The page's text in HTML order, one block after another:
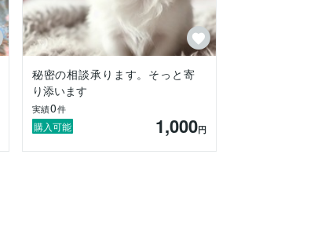
秘密の相談承ります。そっと寄
り添います
実績0件
購入可能 1,000円